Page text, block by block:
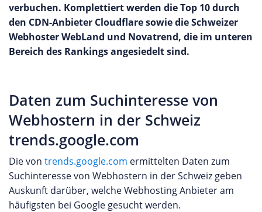
verbuchen. Komplettiert werden die Top 10 durch
den CDN-Anbieter Cloudflare sowie die Schweizer
Webhoster WebLand und Novatrend, die im unteren
Bereich des Rankings angesiedelt sind.
Daten zum Suchinteresse von
Webhostern in der Schweiz
trends.google.com
Die von trends.google.com ermittelten Daten zum
Suchinteresse von Webhostern in der Schweiz geben
Auskunft darüber, welche Webhosting Anbieter am
häufigsten bei Google gesucht werden.